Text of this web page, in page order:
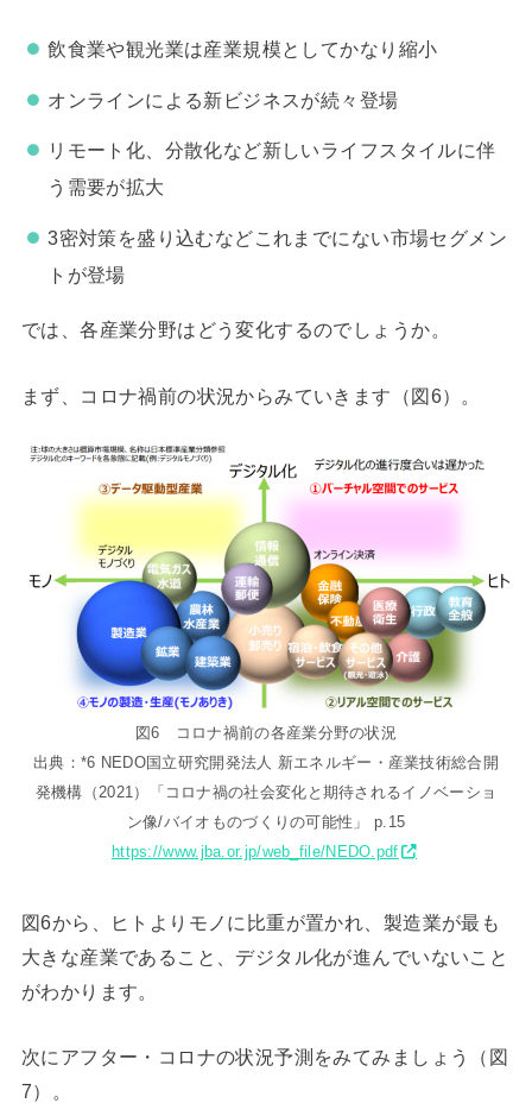
飲食業や観光業は産業規模としてかなり縮小
オンラインによる新ビジネスが続々登場
リモート化、分散化など新しいライフスタイルに伴
う需要が拡大
3密対策を盛り込むなどこれまでにない市場セグメン
トが登場
では、各産業分野はどう変化するのでしょうか。
まず、コロナ禍前の状況からみていきます（図6）。
図6 コロナ禍前の各産業分野の状況
出典：*6 NEDO国立研究開発法人 新エネルギー・産業技術総合開
発機構（2021）「コロナ禍の社会変化と期待されるイノベーショ
ン像/バイオものづくりの可能性」 p.15
https://www.jba.or.jp/web_file/NEDO.pdf
図6から、ヒトよりモノに比重が置かれ、製造業が最も
大きな産業であること、デジタル化が進んでいないこと
がわかります。
次にアフター・コロナの状況予測をみてみましょう（図
7）。